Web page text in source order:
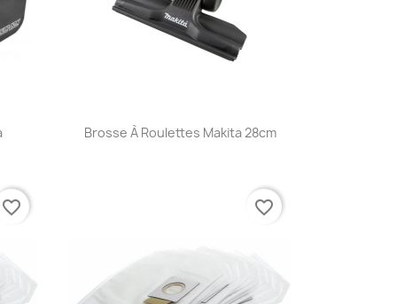
 Aperçu rapide
Brosse À Roulettes Makita 28cm
favorite_border favorite_border